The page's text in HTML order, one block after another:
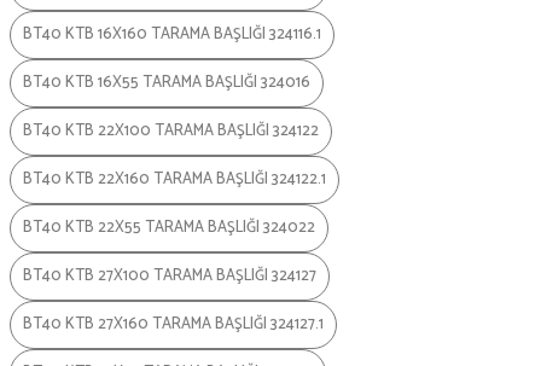
BT40 KTB 16X160 TARAMA BAŞLIĞI 324116.1
BT40 KTB 16X55 TARAMA BAŞLIĞI 324016
BT40 KTB 22X100 TARAMA BAŞLIĞI 324122
BT40 KTB 22X160 TARAMA BAŞLIĞI 324122.1
BT40 KTB 22X55 TARAMA BAŞLIĞI 324022
BT40 KTB 27X100 TARAMA BAŞLIĞI 324127
BT40 KTB 27X160 TARAMA BAŞLIĞI 324127.1